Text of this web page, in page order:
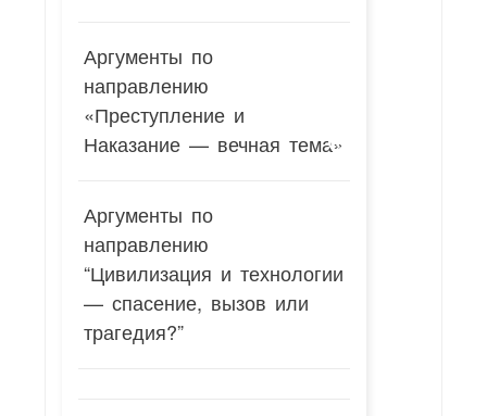
Аргументы по
направлению
«Преступление и
Наказание — вечная тема»
Аргументы по
направлению
“Цивилизация и технологии
— спасение, вызов или
трагедия?”